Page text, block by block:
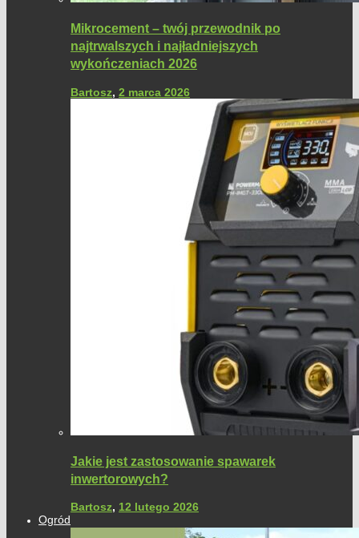
Mikrocement – twój przewodnik po
najtrwalszych i najładniejszych
wykończeniach 2026
Bartosz, 2 marca 2026
Jakie jest zastosowanie spawarek
inwertorowych?
Bartosz, 12 lutego 2026
Ogród